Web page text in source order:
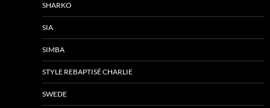
SHARKO
SIA
SIMBA
STYLE REBAPTISÉ CHARLIE
SWEDE